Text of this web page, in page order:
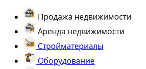
Продажа недвижимости
Аренда недвижимости
Стройматериалы
Оборудование